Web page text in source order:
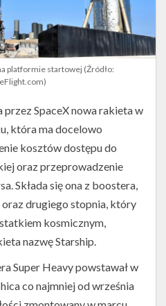
platformie startowej (Źródło:
SpaceX nowa rakieta w
która ma docelowo
kosztów dostępu do
oraz przeprowadzenie
Składa się ona z boostera,
oraz drugiego stopnia, który
kosmicznym,
nazwę Starship.
Super Heavy powstawał w
co najmniej od września